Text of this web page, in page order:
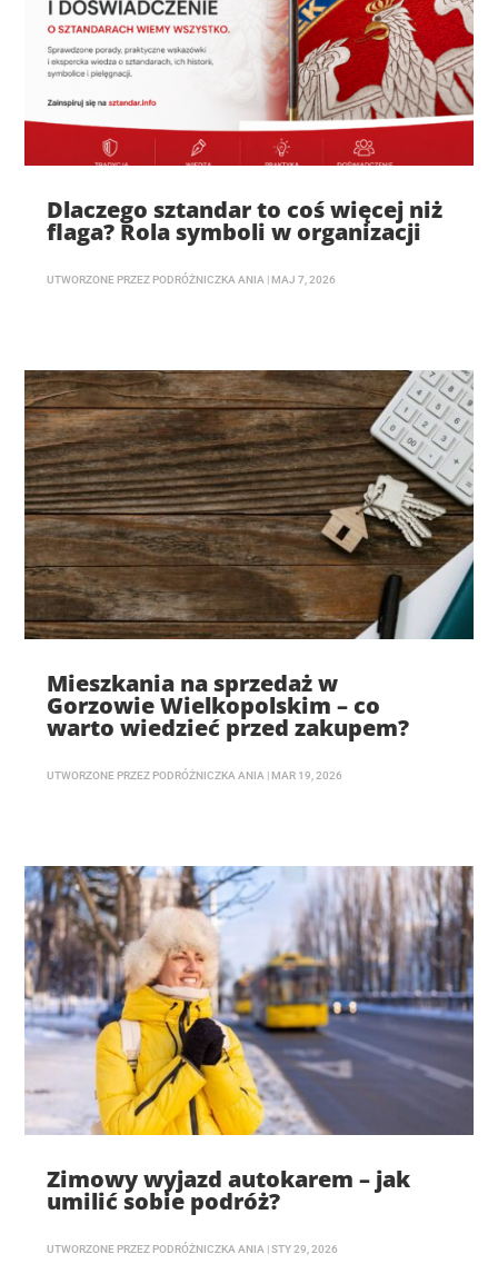
Dlaczego sztandar to coś więcej niż
flaga? Rola symboli w organizacji
UTWORZONE PRZEZ PODRÓŻNICZKA ANIA | MAJ 7, 2026
Mieszkania na sprzedaż w
Gorzowie Wielkopolskim – co
warto wiedzieć przed zakupem?
UTWORZONE PRZEZ PODRÓŻNICZKA ANIA | MAR 19, 2026
Zimowy wyjazd autokarem – jak
umilić sobie podróż?
UTWORZONE PRZEZ PODRÓŻNICZKA ANIA |STY 29, 2026